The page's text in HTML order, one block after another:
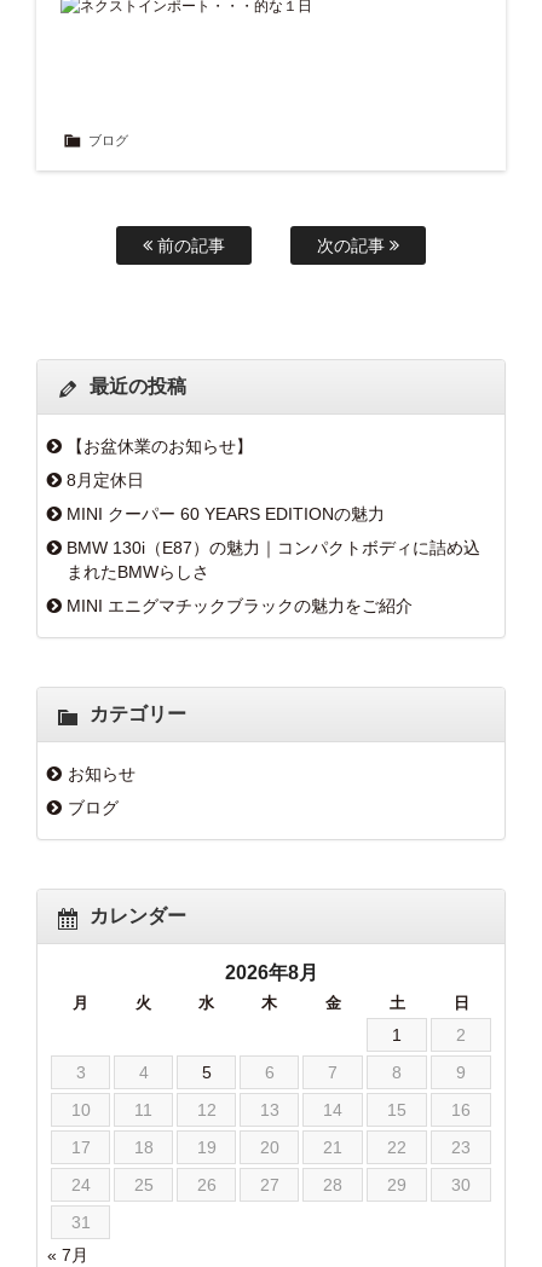
ブログ
前の記事 次の記事
最近の投稿
【お盆休業のお知らせ】
8月定休日
MINI クーパー 60 YEARS EDITIONの魅力
BMW 130i（E87）の魅力｜コンパクトボディに詰め込
まれたBMWらしさ
MINI エニグマチックブラックの魅力をご紹介
カテゴリー
お知らせ
ブログ
カレンダー
2026年8月
月 火 水 木 金 土 日
1
2
3
4 5 6 7 8
9
10
11 12 13 14 15
16
17
18 19 20 21 22
23
24
25 26 27 28 29
30
31
« 7月